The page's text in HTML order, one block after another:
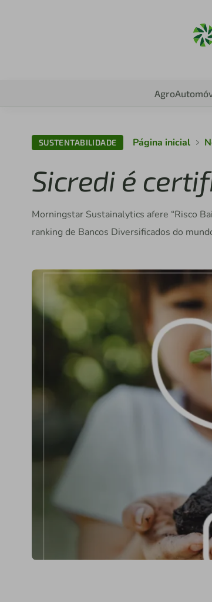
Agro
SUSTENTABILIDADE Página inicial
Sicredi é
Morningstar Sustainalytics afere “Risco
ranking de Bancos Diversificados do